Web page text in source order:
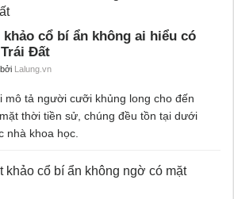
cổ bí ẩn không ai hiểu có
Đất
Lalung.vn
mô tả người cưỡi khủng long cho đến
thời tiền sử, chúng đều tồn tại dưới
nhà khoa học.